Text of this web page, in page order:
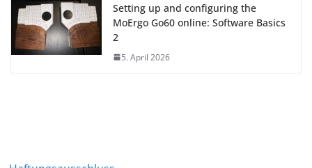
Setting up and configuring the
MoErgo Go60 online: Software Basics
2
5. April 2026